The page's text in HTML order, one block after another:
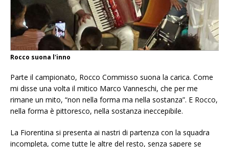
Rocco suona l'inno
Parte il campionato, Rocco Commisso suona la carica. Come
mi disse una volta il mitico Marco Vanneschi, che per me
rimane un mito, “non nella forma ma nella sostanza”. E Rocco,
nella forma è pittoresco, nella sostanza ineccepibile.
La Fiorentina si presenta ai nastri di partenza con la squadra
incompleta, come tutte le altre del resto, senza sapere se